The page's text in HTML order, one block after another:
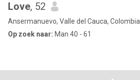
Love, 52
Ansermanuevo, Valle del Cauca, Colombia
Op zoek naar: Man 40 - 61